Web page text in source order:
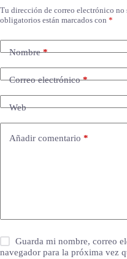
Tu dirección de correo electrónico no
obligatorios están marcados con *
Nombre*
Correo electrónico*
Web
Añadir comentario *
Guarda mi nombre, correo
navegador para la próxima vez